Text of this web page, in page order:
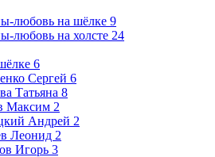
любовь на шёлке 9
любовь на холсте 24
6
Сергей 6
Татьяна 8
Максим 2
Андрей 2
Леонид 2
Игорь 3